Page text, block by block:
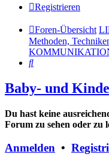
Registrieren
Foren-Übersicht
Methoden,
Suche
Baby- und
Du hast keine
Forum zu sehen oder zu
Anmelden •